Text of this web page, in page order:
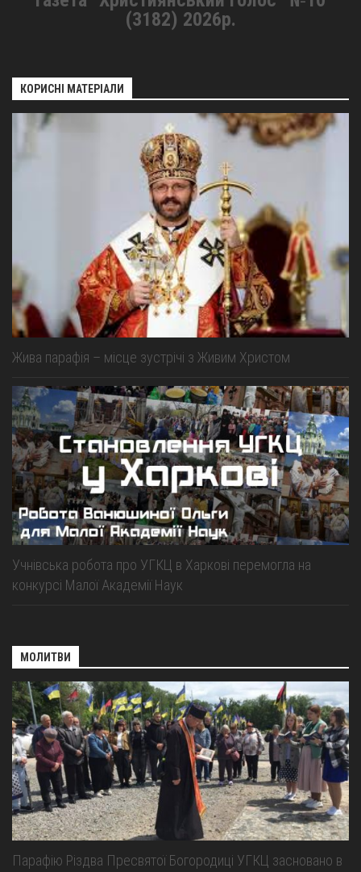
(3182) 2026р.
КОРИСНІ МАТЕРІАЛИ
Жива парафія – місце зустрічі з Живим Христом
Учнівська робота про УГКЦ в Харкові перемогла на
конкурсі Малої Академії Наук
МОЛИТВИ
Парафію Різдва Пресвятої Богородиці УГКЦ засновано в